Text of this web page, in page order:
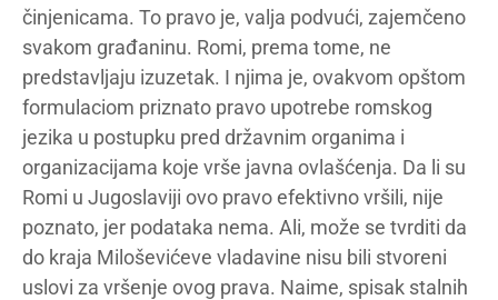
činjenicama. To pravo je, valja podvući, zajemčeno
svakom građaninu. Romi, prema tome, ne
predstavljaju izuzetak. I njima je, ovakvom opštom
formulaciom priznato pravo upotrebe romskog
jezika u postupku pred državnim organima i
organizacijama koje vrše javna ovlašćenja. Da li su
Romi u Jugoslaviji ovo pravo efektivno vršili, nije
poznato, jer podataka nema. Ali, može se tvrditi da
do kraja Miloševićeve vladavine nisu bili stvoreni
uslovi za vršenje ovog prava. Naime, spisak stalnih